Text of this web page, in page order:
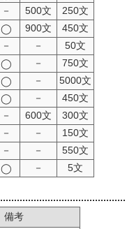
－ 500文
250文
◯ 900文
450文
－ －
50文
◯ －
750文
◯ －
5000文
◯ －
450文
－ 600文
300文
－ －
150文
－ －
550文
◯ － 5文
備考